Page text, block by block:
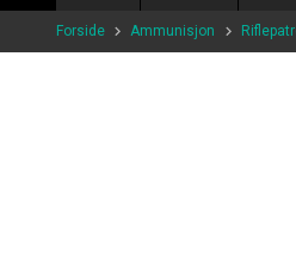
Forside Ammunisjon